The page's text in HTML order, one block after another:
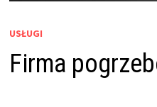
USŁUGI
Firma